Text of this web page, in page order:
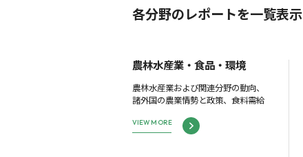
各分野のレポートを一覧表示
農林水産業・食品・環境
農林水産業および関連分野の動向、
諸外国の農業情勢と政策、食料需給
VIEW MORE